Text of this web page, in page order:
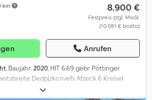
km 8.900 €
Festpreis zzgl. MwSt.
(10.591 € brutto)
Anrufen
, Baujahr:2020, HIT 6.69 gebr. Pöttinger
Dedpjzkcnvefx Afzeck 6 Kreisel
Beleuchtungsanlage und Warntafeln